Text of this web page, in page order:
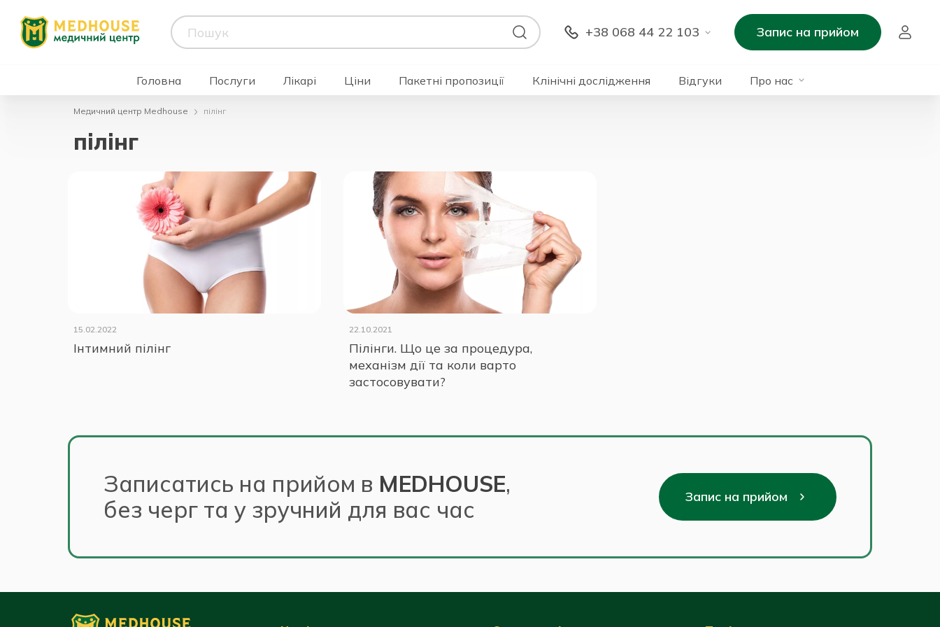
+38 068 44 22 103 Запис на прийом
Головна Послуги Лікарі Ціни Пакетні пропозиції Клінічні дослідження Відгуки Про нас
Медичний центр Medhouse пілінг
пілінг
15.02.2022
Інтимний пілінг
22.10.2021
Пілінги. Що це за процедура,
механізм дії та коли варто
застосовувати?
Записатись на прийом в MEDHOUSE,
без черг та у зручний для вас час
Запис на прийом